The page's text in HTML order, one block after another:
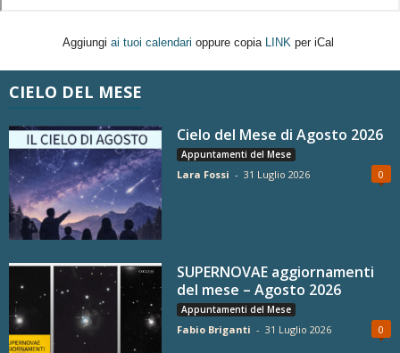
Aggiungi ai tuoi calendari oppure copia LINK per iCal
CIELO DEL MESE
Cielo del Mese di Agosto 2026
Appuntamenti del Mese
Lara Fossi - 31 Luglio 2026 0
SUPERNOVAE aggiornamenti
del mese – Agosto 2026
Appuntamenti del Mese
Fabio Briganti - 31 Luglio 2026 0